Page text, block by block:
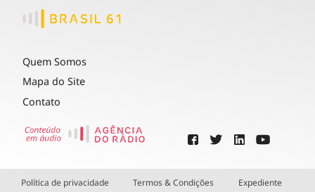
Quem Somos
Mapa do Site
Contato
Política de privacidade Termos & Condições Expediente